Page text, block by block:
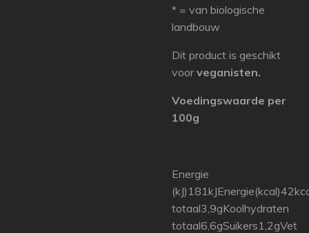
* = van biologische
landbouw
Dit product is geschikt
voorveganisten.
Voedingswaarde per
100g
Energie
totaal3,9gKoolhydraten
totaal6,6gSuikers1,2gVet